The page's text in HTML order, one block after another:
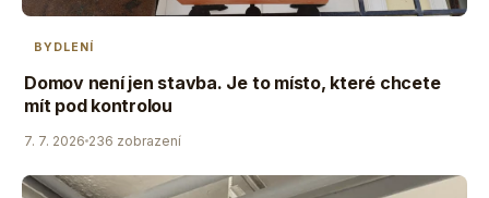
BYDLENÍ
Domov není jen stavba. Je to místo, které chcete
mít pod kontrolou
7. 7. 2026 236 zobrazení